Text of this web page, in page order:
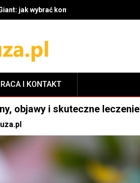
– właściwości, rodzaje i sposób użycia
I KONTAKT
objawy i skuteczne leczenie